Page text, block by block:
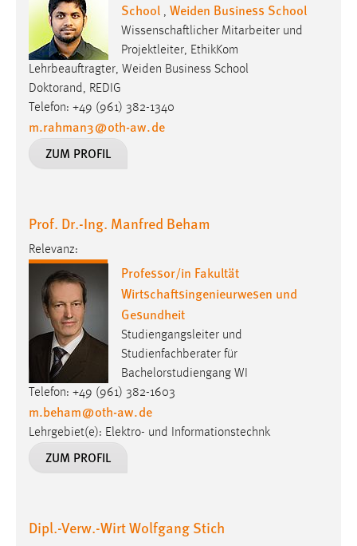
School , Weiden Business School
Wissenschaftlicher Mitarbeiter und
Projektleiter, EthikKom
Lehrbeauftragter, Weiden Business School
Doktorand, REDIG
Telefon: +49 (961) 382-1340
m.rahman3@oth-aw.de
ZUM PROFIL
Prof. Dr.-Ing. Manfred Beham
Relevanz:
Professor/in Fakultät
Wirtschaftsingenieurwesen und
Gesundheit
Studiengangsleiter und
Studienfachberater für
Bachelorstudiengang WI
Telefon: +49 (961) 382-1603
m.beham@oth-aw.de
Lehrgebiet(e): Elektro- und Informationstechnk
ZUM PROFIL
Dipl.-Verw.-Wirt Wolfgang Stich
Cookie Laufzeit:
30 Tage
Chat
Name:
MibewSessionID, MIBEW_UserID, mibew_locale, mibew-
Cookie Laufzeit:
5e9dbeb1811c0446 = Sitzungslaufzeit, mibew_locale = 3
Jahre, MIBEW_UserID = 1 Jahr
Login
Name:
fe_user, be_user, be_lastLoginProvider
Zweck:
Dieser Cookie ist notwendig um sich an der Website
einloggen zu können.
Cookie Laufzeit: